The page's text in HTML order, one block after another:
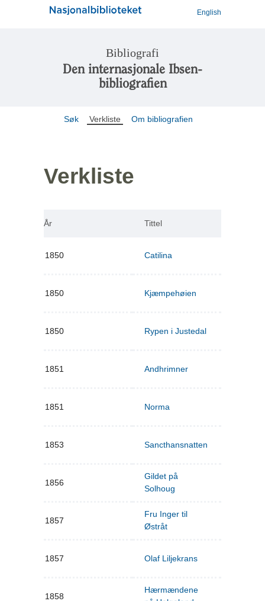
English
Bibliografi
Den internasjonale Ibsen-
bibliografien
Søk Verkliste Om bibliografien
Verkliste
År Tittel
1850 Catilina
1850 Kjæmpehøien
1850 Rypen i Justedal
1851 Andhrimner
1851 Norma
1853 Sancthansnatten
1856
Gildet på
Solhoug
1857
Fru Inger til
Østråt
1857 Olaf Liljekrans
1858
Hærmændene